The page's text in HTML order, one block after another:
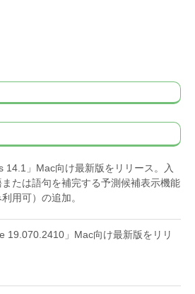
14.1」Mac向け最新版をリリース。入
たは語句を補完する予測候補表示機能
利用可）の追加。
19.070.2410」Mac向け最新版をリリ